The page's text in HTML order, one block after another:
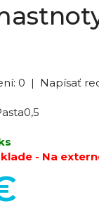
0 | Napísať
- Na